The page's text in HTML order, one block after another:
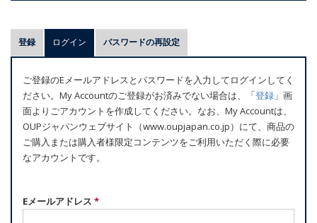
プ
ラ
マ
リ
ー
タ
ブ
登録 ログイン (アクティブなタブ)
パスワードの再設定
ご登録のEメールアドレスとパスワードを入力してログインしてく
ださい。My Accountのご登録がお済みでない場合は、「登録 」画
面よりごアカウントを作成してください。なお、My Accountは、
OUPジャパンウェブサイト（www.oupjapan.co.jp）にて、商品の
ご購入または購入者様限定コンテンツをご利用いただく際に必要
なアカウントです。
Eメールアドレス *